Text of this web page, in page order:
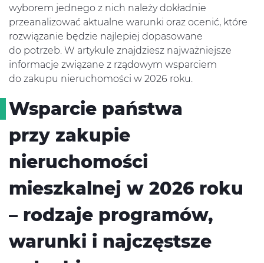
wyborem jednego z nich należy dokładnie
przeanalizować aktualne warunki oraz ocenić, które
rozwiązanie będzie najlepiej dopasowane
do potrzeb. W artykule znajdziesz najważniejsze
informacje związane z rządowym wsparciem
do zakupu nieruchomości w 2026 roku.
Wsparcie państwa
przy zakupie
nieruchomości
mieszkalnej w 2026 roku
– rodzaje programów,
warunki i najczęstsze